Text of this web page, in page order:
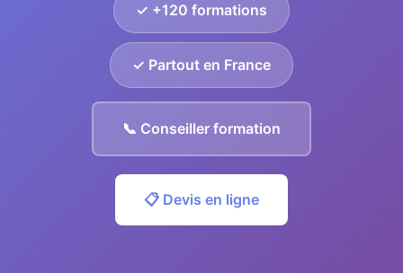
✓ +120 formations
✓ Partout en France
📞 Conseiller formation
📋 Devis en ligne